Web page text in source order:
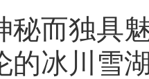
秘而独具
的冰川雪